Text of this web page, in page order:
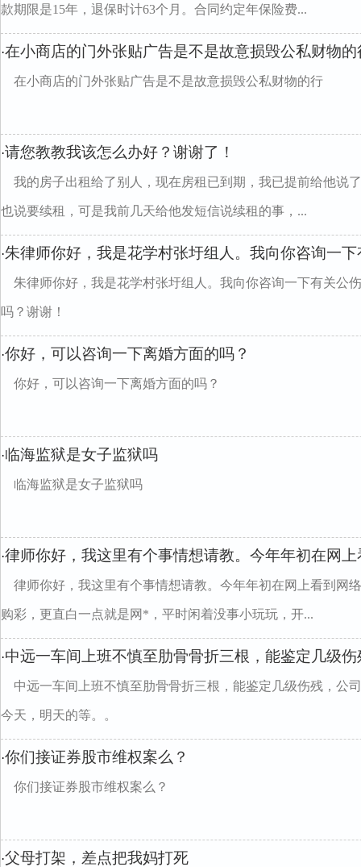
款期限是15年，退保时计63个月。合同约定年保险费...
·在小商店的门外张贴广告是不是故意损毁公私财物的
在小商店的门外张贴广告是不是故意损毁公私财物的行
·请您教教我该怎么办好？谢谢了！
我的房子出租给了别人，现在房租已到期，我已提前给他说
也说要续租，可是我前几天给他发短信说续租的事，...
·朱律师你好，我是花学村张圩组人。我向你咨询一
朱律师你好，我是花学村张圩组人。我向你咨询一下有关公
吗？谢谢！
·你好，可以咨询一下离婚方面的吗？
你好，可以咨询一下离婚方面的吗？
·临海监狱是女子监狱吗
临海监狱是女子监狱吗
·律师你好，我这里有个事情想请教。今年年初在网
律师你好，我这里有个事情想请教。今年年初在网上看到网
购彩，更直白一点就是网*，平时闲着没事小玩玩，开...
·中远一车间上班不慎至肋骨骨折三根，能鉴定几级
中远一车间上班不慎至肋骨骨折三根，能鉴定几级伤残，公
今天，明天的等。。
·你们接证券股市维权案么？
你们接证券股市维权案么？
·父母打架，差点把我妈打死